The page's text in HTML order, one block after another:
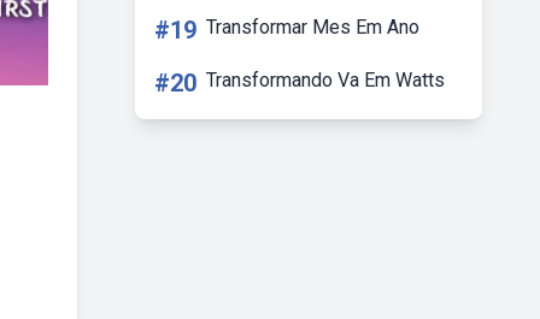
#19 Transformar Mes Em Ano
#20 Transformando Va Em Watts